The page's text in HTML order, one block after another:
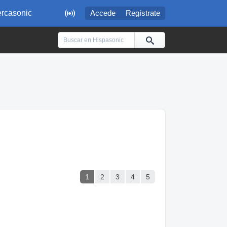
 Accede Regístrate
1 2 3 4 5